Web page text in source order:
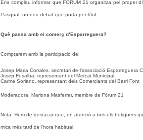
Ens complau informar que FÒRUM 21 organitza pel proper
Pasqual, un nou debat que porta per títol:
Què passa amb el comerç d’Esparreguera?
Comptarem amb la participació de:
Josep Maria Corrales, secretari de l’associació Esparreguera
Josep Fusalba, representant del Mercat Municipal
Carme Soriano, representant dels Comerciants del Barri Font
Moderadora: Mariona Masferrer, membre de Fòrum 21
Nota: Hem de destacar que, en atenció a tots els botiguers
mica més tard de l’hora habitual.